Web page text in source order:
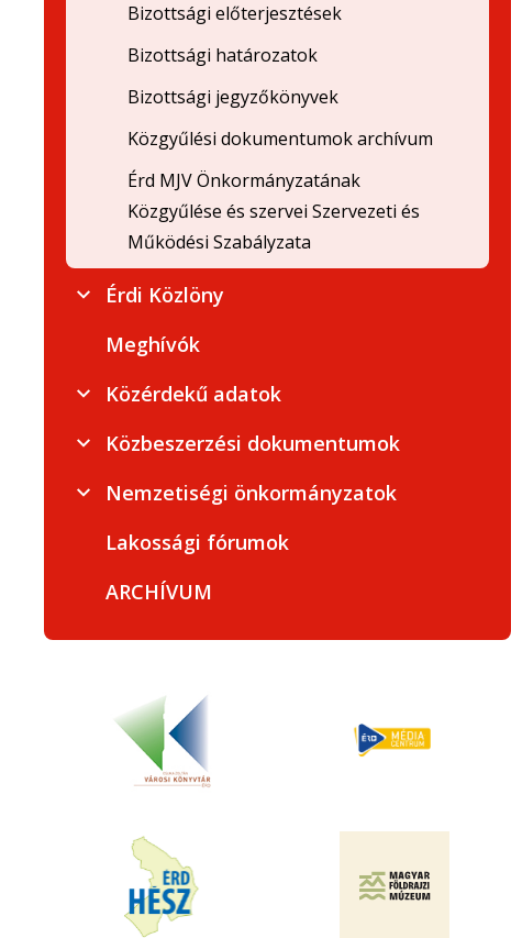
Bizottsági előterjesztések
Bizottsági határozatok
Bizottsági jegyzőkönyvek
Közgyűlési dokumentumok archívum
Érd MJV Önkormányzatának
Közgyűlése és szervei Szervezeti és
Működési Szabályzata
Érdi Közlöny
Meghívók
Közérdekű adatok
Közbeszerzési dokumentumok
Nemzetiségi önkormányzatok
Lakossági fórumok
ARCHÍVUM